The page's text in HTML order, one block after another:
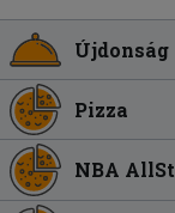
Újdonság
Pizza
NBA